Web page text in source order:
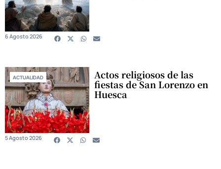
6 Agosto 2026
ACTUALIDAD Actos religiosos de las
fiestas de San Lorenzo en
Huesca
5 Agosto 2026